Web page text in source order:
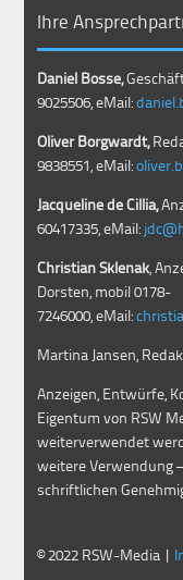
Ihre
Daniel Bosse,
9025506, eMail:
Oliver Borgwardt,
9838551, eMail:
Jacqueline de Cillia,
60417335, eMail:
Christian Sklenak,
Dorsten, mobil0178-
7246000, eMail:
Martina Jansen,
Anzeigen, Entwürfe,
Eigentum von RSW
weiterverwendet
weitere Verwendung
schriftlichen
© 2022 RSW-Media |